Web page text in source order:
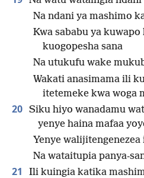
Na ndani ya mashimo
Kwa sababu ya
kuogopesha sana
Na utukufu wake
Wakati anasimama ili
itetemeke kwa woga
20 Siku hiyo wanadamu
yenye haina mafaa
Yenye
Na wataitupia panya-
21
Ili kuingia katika